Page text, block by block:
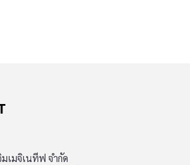
เมจิเนทีฟ จำกัด